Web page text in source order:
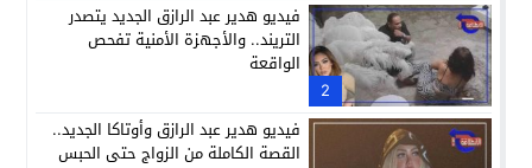
2
فيديو هدير عبد الرازق الجديد يتصدر
التريند.. والأجهزة الأمنية تفحص
الواقعة
فيديو هدير عبد الرازق وأوتاكا الجديد..
القصة الكاملة من الزواج حتى الحبس